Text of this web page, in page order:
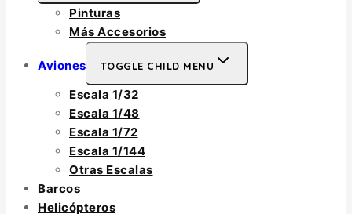
Pinturas
Más Accesorios
Aviones TOGGLE CHILD MENU
Escala 1/32
Escala 1/48
Escala 1/72
Escala 1/144
Otras Escalas
Barcos
Helicópteros